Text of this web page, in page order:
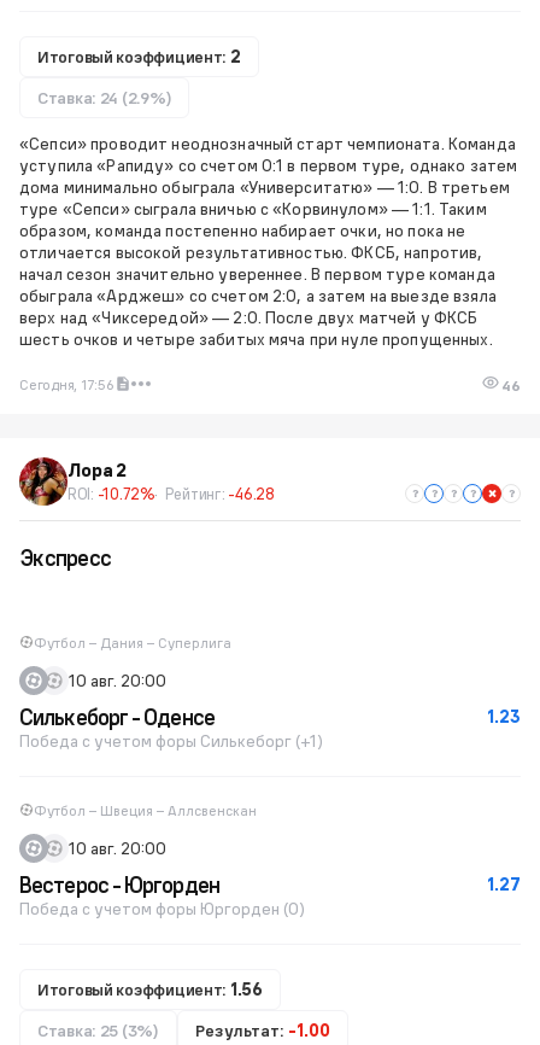
Итоговый коэффициент: 2
Ставка: 24 (2.9%)
«Сепси» проводит неоднозначный старт чемпионата. Команда
уступила «Рапиду» со счетом 0:1 в первом туре, однако затем
дома минимально обыграла «Университатю» — 1:0. В третьем
туре «Сепси» сыграла вничью с «Корвинулом» — 1:1. Таким
образом, команда постепенно набирает очки, но пока не
отличается высокой результативностью. ФКСБ, напротив,
начал сезон значительно увереннее. В первом туре команда
обыграла «Арджеш» со счетом 2:0, а затем на выезде взяла
верх над «Чиксередой» — 2:0. После двух матчей у ФКСБ
шесть очков и четыре забитых мяча при нуле пропущенных.
Сегодня, 17:56 46
Лора 2
ROI: -10.72% Рейтинг: -46.28
Экспресс
Футбол – Дания – Суперлига
10 авг. 20:00
1.23
Силькеборг - Оденсе
Победа с учетом форы Силькеборг (+1)
Футбол – Швеция – Аллсвенскан
10 авг. 20:00
1.27
Вестерос - Юргорден
Победа с учетом форы Юргорден (0)
Итоговый коэффициент: 1.56
Ставка: 25 (3%)
Результат: -1.00